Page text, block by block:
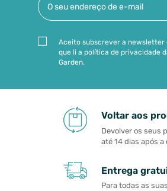
Aceito subscrever a newsletter
que li a política de privacidade
Garden.
Voltar aos
Devolver os seus
até 14 dias após a
Entrega
Para todas as